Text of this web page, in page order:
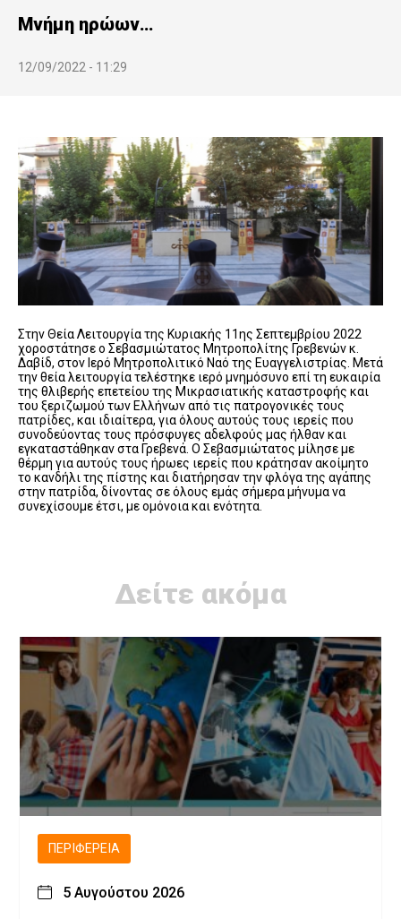
Μνήμη ηρώων…
12/09/2022 - 11:29
Στην Θεία Λειτουργία της Κυριακής 11ης Σεπτεμβρίου 2022
χοροστάτησε ο Σεβασμιώτατος Μητροπολίτης Γρεβενών κ.
Δαβίδ, στον Ιερό Μητροπολιτικό Ναό της Ευαγγελιστρίας. Μετά
την θεία λειτουργία τελέστηκε ιερό μνημόσυνο επί τη ευκαιρία
της θλιβερής επετείου της Μικρασιατικής καταστροφής και
του ξεριζωμού των Ελλήνων από τις πατρογονικές τους
πατρίδες, και ιδιαίτερα, για όλους αυτούς τους ιερείς που
συνοδεύοντας τους πρόσφυγες αδελφούς μας ήλθαν και
εγκαταστάθηκαν στα Γρεβενά. Ο Σεβασμιώτατος μίλησε με
θέρμη για αυτούς τους ήρωες ιερείς που κράτησαν ακοίμητο
το κανδήλι της πίστης και διατήρησαν την φλόγα της αγάπης
στην πατρίδα, δίνοντας σε όλους εμάς σήμερα μήνυμα να
συνεχίσουμε έτσι, με ομόνοια και ενότητα.
Δείτε ακόμα
ΠΕΡΙΦΈΡΕΙΑ
5 Αυγούστου 2026